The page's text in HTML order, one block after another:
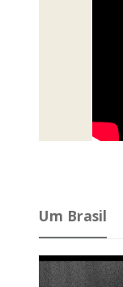
Um Brasil